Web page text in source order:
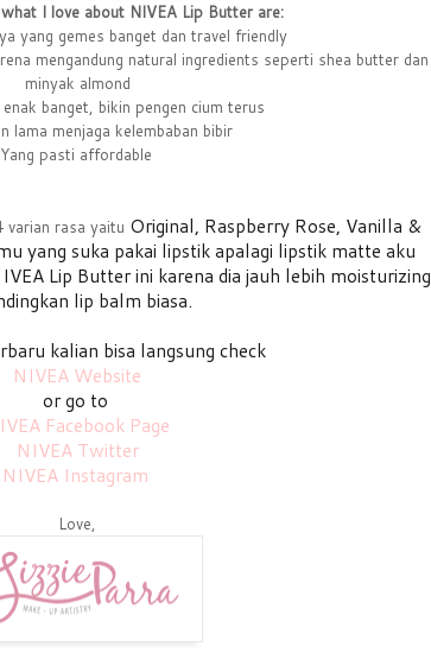
I love about NIVEA Lip Butter are:
yang gemes banget dan travel friendly
mengandung natural ingredients seperti shea butter dan
minyak almond
banget, bikin pengen cium terus
lama menjaga kelembaban bibir
Yang pasti affordable
varian rasa yaitu Original, Raspberry Rose, Vanilla &
yang suka pakai lipstik apalagi lipstik matte aku
Lip Butter ini karena dia jauh lebih moisturizing
lip balm biasa.
kalian bisa langsung check
NIVEA Website
or go to
Facebook Page
NIVEA Twitter
NIVEA Instagram
Love,